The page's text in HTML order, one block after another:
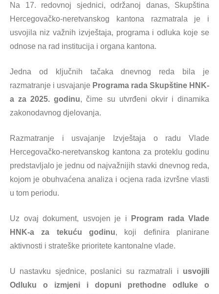
Na 17. redovnoj sjednici, održanoj danas, Skupština
Hercegovačko-neretvanskog kantona razmatrala je i
usvojila niz važnih izvještaja, programa i odluka koje se
odnose na rad institucija i organa kantona.
Jedna od ključnih tačaka dnevnog reda bila je
razmatranje i usvajanje Programa rada Skupštine HNK-
a za 2025. godinu, čime su utvrđeni okvir i dinamika
zakonodavnog djelovanja.
Razmatranje i usvajanje Izvještaja o radu Vlade
Hercegovačko-neretvanskog kantona za proteklu godinu
predstavljalo je jednu od najvažnijih stavki dnevnog reda,
kojom je obuhvaćena analiza i ocjena rada izvršne vlasti
u tom periodu.
Uz ovaj dokument, usvojen je i
Program rada Vlade
HNK-a za tekuću godinu, koji definira planirane
aktivnosti i strateške prioritete kantonalne vlade.
U nastavku sjednice, poslanici su razmatrali i usvojili
Odluku o izmjeni i dopuni prethodne odluke o